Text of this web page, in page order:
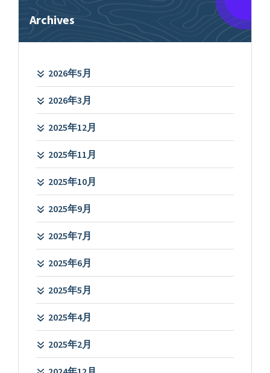
Archives
2026年5月
2026年3月
2025年12月
2025年11月
2025年10月
2025年9月
2025年7月
2025年6月
2025年5月
2025年4月
2025年2月